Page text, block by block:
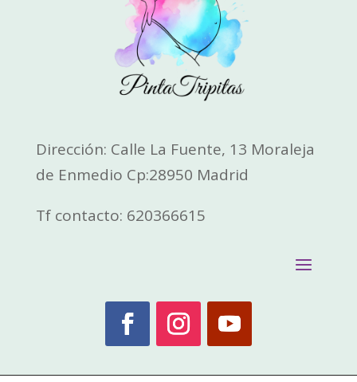
Dirección: Calle La Fuente, 13 Moraleja
de Enmedio Cp:28950 Madrid
Tf contacto: 620366615